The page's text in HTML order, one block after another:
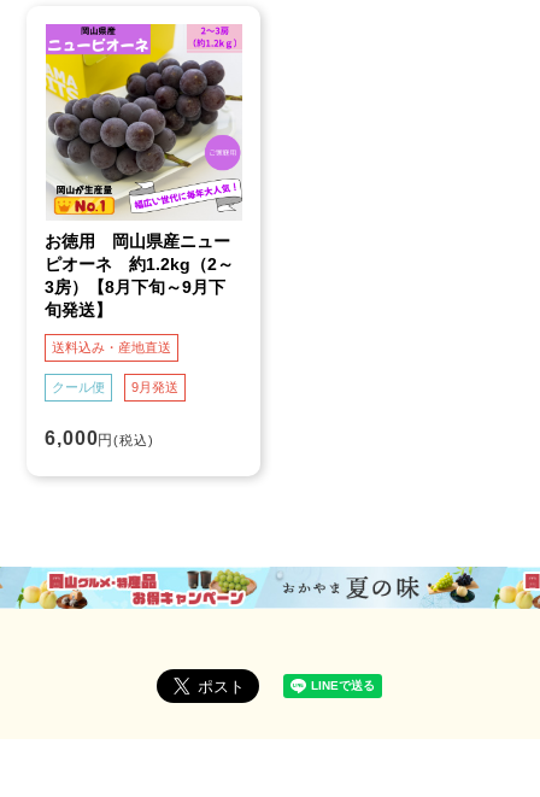
お徳用 岡山県産ニュー
ピオーネ 約1.2kg（2～
3房）【8月下旬～9月下
旬発送】
送料込み・産地直送
クール便 9月発送
6,000円(税込)